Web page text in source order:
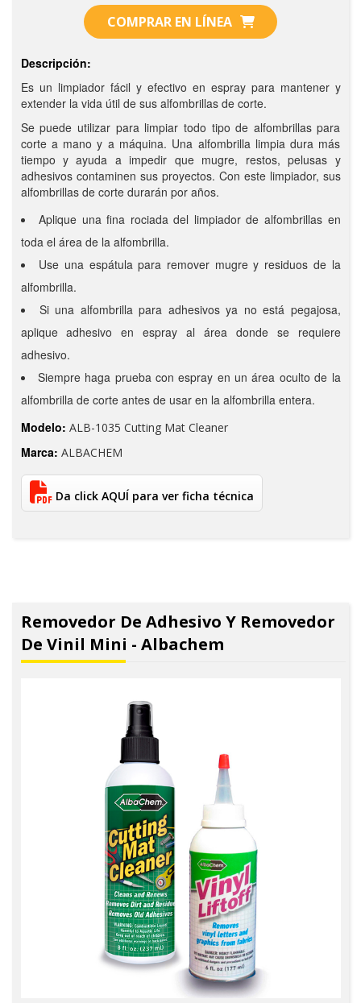
COMPRAR EN LÍNEA
Descripción:
Es un limpiador fácil y efectivo en espray para mantener y
extender la vida útil de sus alfombrillas de corte.
Se puede utilizar para limpiar todo tipo de alfombrillas para
corte a mano y a máquina. Una alfombrilla limpia dura más
tiempo y ayuda a impedir que mugre, restos, pelusas y
adhesivos contaminen sus proyectos. Con este limpiador, sus
alfombrillas de corte durarán por años.
Aplique una fina rociada del limpiador de alfombrillas en
toda el área de la alfombrilla.
Use una espátula para remover mugre y residuos de la
alfombrilla.
Si una alfombrilla para adhesivos ya no está pegajosa,
aplique adhesivo en espray al área donde se requiere
adhesivo.
Siempre haga prueba con espray en un área oculto de la
alfombrilla de corte antes de usar en la alfombrilla entera.
Modelo: ALB-1035 Cutting Mat Cleaner
Marca: ALBACHEM
Da click AQUÍ para ver ficha técnica
Removedor De Adhesivo Y Removedor
De Vinil Mini - Albachem